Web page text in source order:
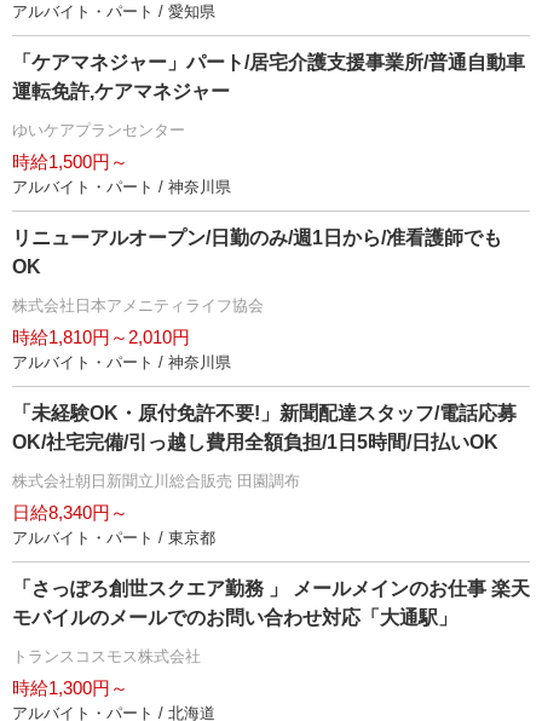
アルバイト・パート / 愛知県
「ケアマネジャー」パート/居宅介護支援事業所/普通自動車
運転免許,ケアマネジャー
ゆいケアプランセンター
時給1,500円～
アルバイト・パート / 神奈川県
リニューアルオープン/日勤のみ/週1日から/准看護師でも
OK
株式会社日本アメニティライフ協会
時給1,810円～2,010円
アルバイト・パート / 神奈川県
「未経験OK・原付免許不要!」新聞配達スタッフ/電話応募
OK/社宅完備/引っ越し費用全額負担/1日5時間/日払いOK
株式会社朝日新聞立川総合販売 田園調布
日給8,340円～
アルバイト・パート / 東京都
「さっぽろ創世スクエア勤務 」 メールメインのお仕事 楽天
モバイルのメールでのお問い合わせ対応「大通駅」
トランスコスモス株式会社
時給1,300円～
アルバイト・パート / 北海道